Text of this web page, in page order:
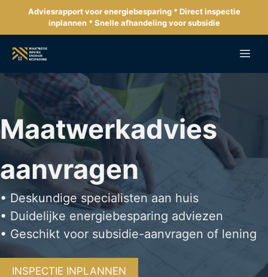
de
inhoud
Adviesrapport voor energiebesparing * Direct inspectie
inplannen * Snelle afhandeling voor subsidie
Maatwerkadvies
aanvragen
• Deskundige specialisten aan huis
• Duidelijke energiebesparing adviezen
• Geschikt voor subsidie-aanvragen of lening
INSPECTIE INPLANNEN